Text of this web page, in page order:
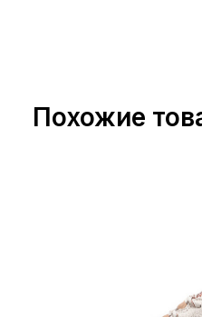
Похожие